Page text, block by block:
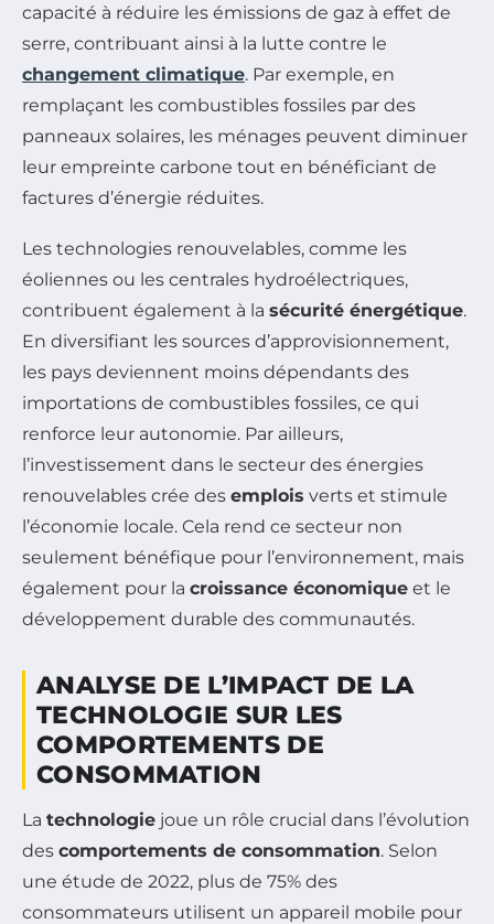
capacité à réduire les émissions de gaz à effet de
serre, contribuant ainsi à la lutte contre le
changement climatique. Par exemple, en
remplaçant les combustibles fossiles par des
panneaux solaires, les ménages peuvent diminuer
leur empreinte carbone tout en bénéficiant de
factures d’énergie réduites.
Les technologies renouvelables, comme les
éoliennes ou les centrales hydroélectriques,
contribuent également à la sécurité énergétique.
En diversifiant les sources d’approvisionnement,
les pays deviennent moins dépendants des
importations de combustibles fossiles, ce qui
renforce leur autonomie. Par ailleurs,
l’investissement dans le secteur des énergies
renouvelables crée des emplois verts et stimule
l’économie locale. Cela rend ce secteur non
seulement bénéfique pour l’environnement, mais
également pour la croissance économique et le
développement durable des communautés.
ANALYSE DE L’IMPACT DE LA
TECHNOLOGIE SUR LES
COMPORTEMENTS DE
CONSOMMATION
La technologie joue un rôle crucial dans l’évolution
des comportements de consommation. Selon
une étude de 2022, plus de 75% des
consommateurs utilisent un appareil mobile pour